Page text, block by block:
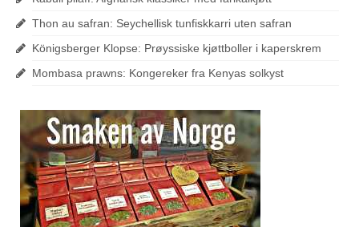
Thon au safran: Seychellisk tunfiskkarri uten safran
Königsberger Klopse: Prøyssiske kjøttboller i kaperskrem
Mombasa prawns: Kongereker fra Kenyas solkyst